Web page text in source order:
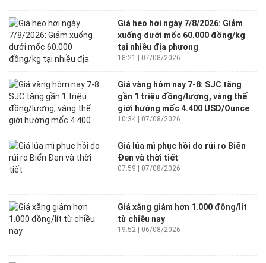
Giá heo hơi ngày 7/8/2026: Giảm
xuống dưới mốc 60.000 đồng/kg
tại nhiều địa phương
18:21 | 07/08/2026
Giá vàng hôm nay 7-8: SJC tăng
gần 1 triệu đồng/lượng, vàng thế
giới hướng mốc 4.400 USD/Ounce
10:34 | 07/08/2026
Giá lúa mì phục hồi do rủi ro Biển
Đen và thời tiết
07:59 | 07/08/2026
Giá xăng giảm hơn 1.000 đồng/lít
từ chiều nay
19:52 | 06/08/2026